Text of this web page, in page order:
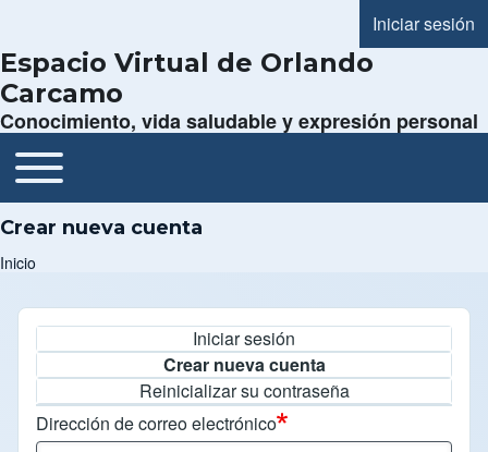
Menú de
Iniciar sesión
Espacio Virtual de Orlando
Carcamo
Conocimiento, vida saludable y expresión personal
Navegación principal
Toggle main menu
Crear nueva cuenta
Inicio
Solapas principales
Iniciar sesión
Crear nueva cuenta
Reinicializar su contraseña
Dirección de correo electrónico